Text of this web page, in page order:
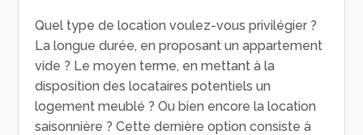
Quel type de location voulez-vous privilégier ?
La longue durée, en proposant un appartement
vide ? Le moyen terme, en mettant à la
disposition des locataires potentiels un
logement meublé ? Ou bien encore la location
saisonnière ? Cette dernière option consiste à